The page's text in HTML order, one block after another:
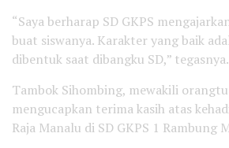
“Saya berharap SD GKPS
buat siswanya. Karakter yang baik
dibentuk saat dibangku SD,” tegasnya.
Tambok Sihombing, mewakili
mengucapkan terima kasih atas
Raja Manalu di SD GKPS 1 Rambung